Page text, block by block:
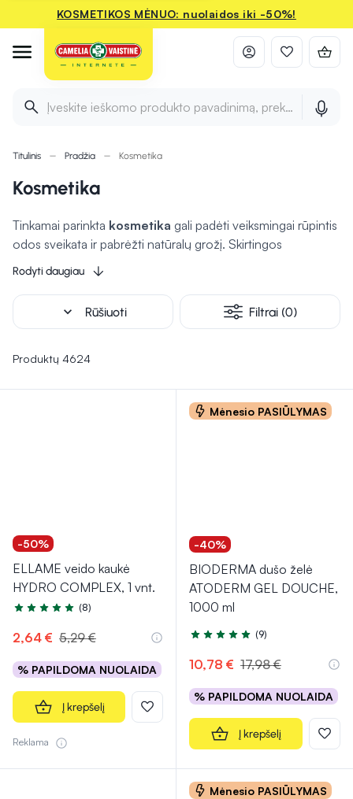
KOSMETIKOS MĖNUO: nuolaidos iki -50%!
Įveskite ieškomo produkto pavadinimą, prekės ženklą ir
Titulinis Pradžia Kosmetika
Kosmetika
Tinkamai parinkta kosmetika gali padėti veiksmingai rūpintis
odos sveikata ir pabrėžti natūralų grožį. Skirtingos
priemonės gali padėti drėkinti, apsaugoti nuo išorinių
veiksnių ir suteikti odai švytėjimo. Tiek kasdienės priežiūros,
tiek dekoratyvinės priemonės leis išreikšti savo stilių bei
jaustis geriau. Rūpestingai pasirinkta kosmetikagali
Rodyti daugiau
expand_more Rūšiuoti Filtrai (0)
Produktų 4624
-50%
ELLAME veido kaukė
HYDRO COMPLEX, 1 vnt.
Įvertinimas 5.0 iš 5
(8)
2,64 € 5,29 €
% PAPILDOMA NUOLAIDA
Į krepšelį
Reklama
Mėnesio PASIŪLYMAS
-40%
BIODERMA dušo želė
ATODERM GEL DOUCHE,
1000 ml
Įvertinimas 4.8 iš 5
(9)
10,78 € 17,98 €
% PAPILDOMA NUOLAIDA
Į krepšelį
Mėnesio PASIŪLYMAS